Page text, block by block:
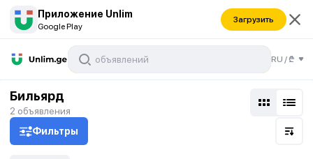
Приложение Unlim
Google Play
Загрузить
RU /₾
Бильярд
2 объявления
Фильтры